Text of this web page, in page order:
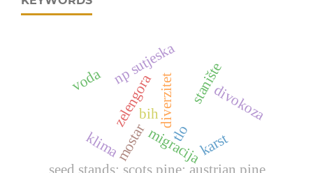
staništedivokoza
zelengora
np sutjeska
migracijakarst
tlo
voda
klimamostar
diverzitet
bih